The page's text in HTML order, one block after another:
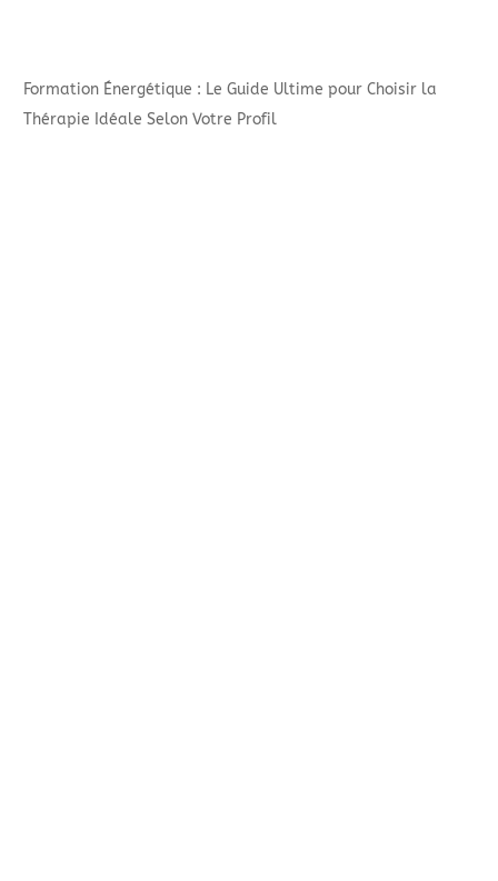
Formation Énergétique : Le Guide Ultime pour Choisir la
Thérapie Idéale Selon Votre Profil